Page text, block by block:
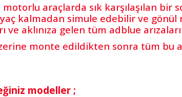
motorlu araçlarda sık karşılaşılan
kalmadan simule edebilir ve gönül
ve aklınıza gelen tüm adblue
monte edildikten sonra tüm bu
modeller ;